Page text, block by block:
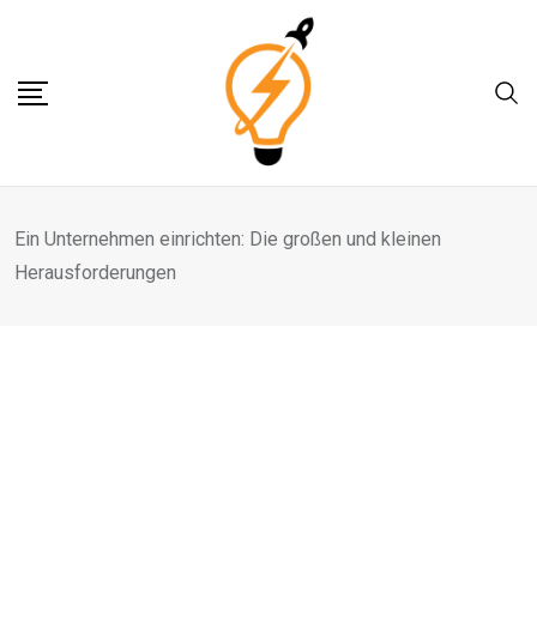
content
Ein Unternehmen einrichten: Die großen und kleinen
Herausforderungen